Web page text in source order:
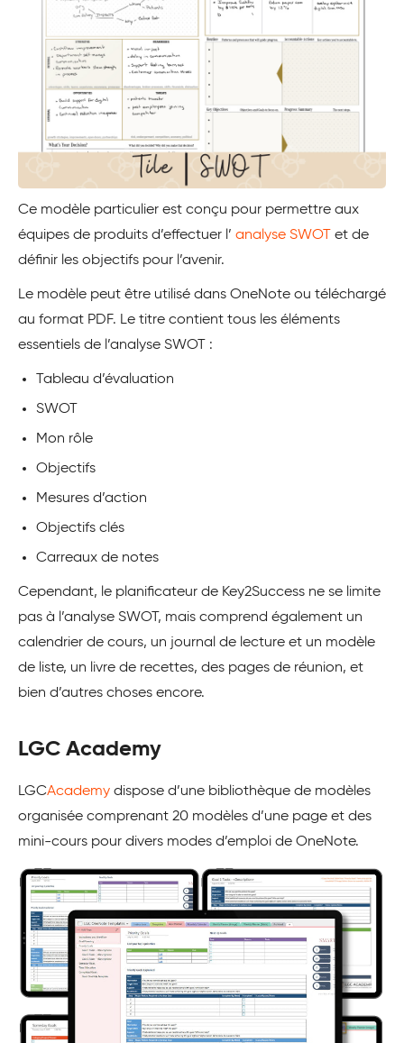
Ce modèle particulier est conçu pour permettre aux
équipes de produits d’effectuer l’ analyse SWOT et de
définir les objectifs pour l’avenir.
Le modèle peut être utilisé dans OneNote ou téléchargé
au format PDF. Le titre contient tous les éléments
essentiels de l’analyse SWOT :
Tableau d’évaluation
SWOT
Mon rôle
Objectifs
Mesures d’action
Objectifs clés
Carreaux de notes
Cependant, le planificateur de Key2Success ne se limite
pas à l’analyse SWOT, mais comprend également un
calendrier de cours, un journal de lecture et un modèle
de liste, un livre de recettes, des pages de réunion, et
bien d’autres choses encore.
LGC Academy
LGCAcademy dispose d’une bibliothèque de modèles
organisée comprenant 20 modèles d’une page et des
mini-cours pour divers modes d’emploi de OneNote.